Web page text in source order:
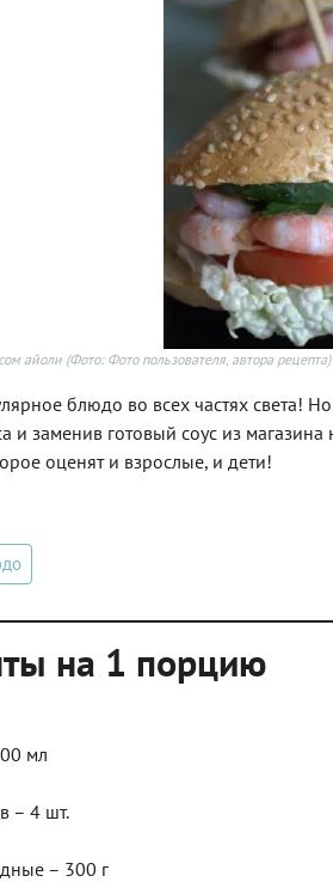
айоли (Фото: Фото пользователя, автора рецепта)
блюдо во всех частях света!
и заменив готовый соус из
оценят и взрослые, и дети!
на 1 порцию
мл
– 4 шт.
– 300 г